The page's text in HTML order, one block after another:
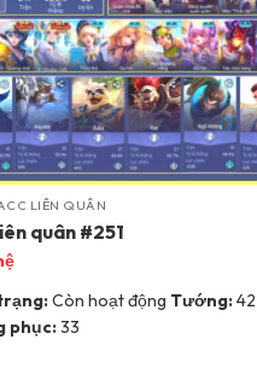
LIÊN QUÂN
quân #251
Còn hoạt động Tướng:42
phục:33